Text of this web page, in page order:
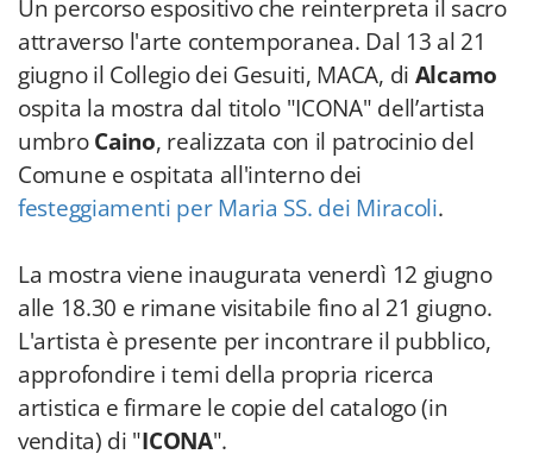
Un percorso espositivo che reinterpreta il sacro
attraverso l'arte contemporanea. Dal 13 al 21
giugno il Collegio dei Gesuiti, MACA, di Alcamo
ospita la mostra dal titolo "ICONA" dell’artista
umbroCaino, realizzata con il patrocinio del
Comune e ospitata all'interno dei
festeggiamenti per Maria SS. dei Miracoli.
La mostra viene inaugurata venerdì 12 giugno
alle 18.30 e rimane visitabile fino al 21 giugno.
L'artista è presente per incontrare il pubblico,
approfondire i temi della propria ricerca
artistica e firmare le copie del catalogo (in
vendita) di "ICONA".